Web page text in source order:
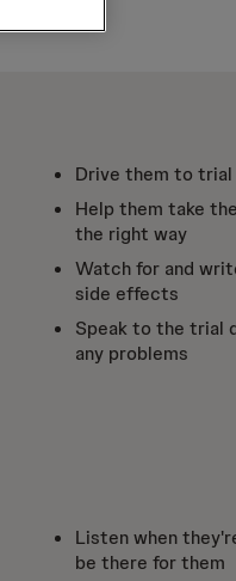
Drive them to
Help them take
the right way
Watch for and
side effects
Speak to the trial
any problems
Listen when
be there for them